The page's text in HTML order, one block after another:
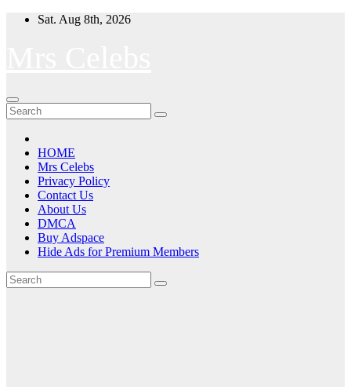
Skip
Sat. Aug 8th, 2026
HOME
Mrs Celebs
Privacy Policy
Contact Us
About Us
DMCA
Buy Adspace
Hide Ads for Premium Members